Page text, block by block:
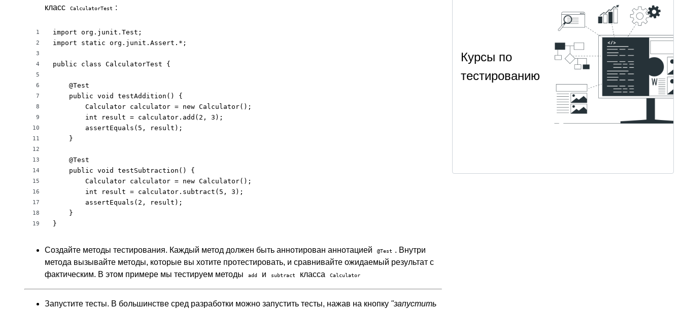
класс
CalculatorTest :
1
2
3
4
5
6
7
8
9
10
11
12
13
14
15
16
17
18
19
import org.junit.Test;
import static org.junit.Assert.*;
public class CalculatorTest {
    @Test
    public void testAddition() {
        Calculator calculator = new Calculator();
        int result = calculator.add(2, 3);
        assertEquals(5, result);
    }
    @Test
    public void testSubtraction() {
        Calculator calculator = new Calculator();
        int result = calculator.subtract(5, 3);
        assertEquals(2, result);
    }
}
Создайте методы тестирования. Каждый метод должен быть аннотирован аннотацией @Test . Внутри
метода вызывайте методы, которые вы хотите протестировать, и сравнивайте ожидаемый результат с
фактическим. В этом примере мы тестируем методы
add и subtract класса Calculator
Запустите тесты. В большинстве сред разработки можно запустить тесты, нажав на кнопку "запустить
Курсы по
тестированию